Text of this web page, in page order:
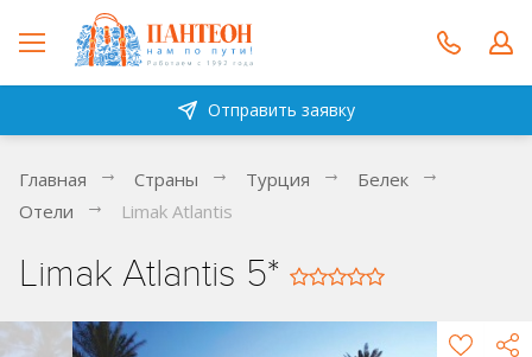
Отправить заявку
Главная Страны Турция
Белек
Отели
Limak Atlantis
Limak Atlantis 5*